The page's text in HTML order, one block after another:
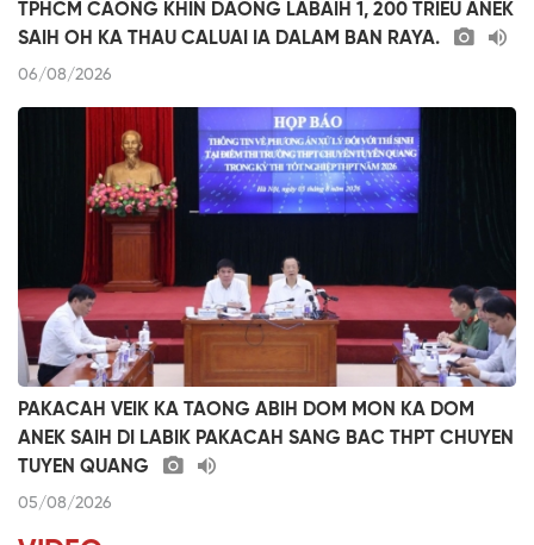
TPHCM CAONG KHIN DAONG LABAIH 1, 200 TRIEU ANEK
SAIH OH KA THAU CALUAI IA DALAM BAN RAYA.
06/08/2026
PAKACAH VEIK KA TAONG ABIH DOM MON KA DOM
ANEK SAIH DI LABIK PAKACAH SANG BAC THPT CHUYEN
TUYEN QUANG
05/08/2026